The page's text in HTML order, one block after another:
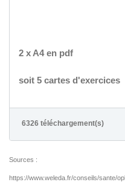
2 x A4 en pdf
soit 5 cartes d'exercices
6326 téléchargement(s)
Sources :
https://www.weleda.fr/conseils/sante/